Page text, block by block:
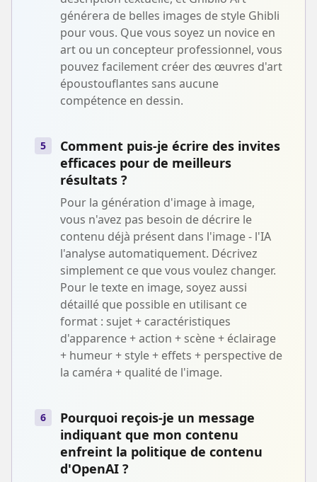
générera de belles images de style Ghibli
pour vous. Que vous soyez un novice en
art ou un concepteur professionnel, vous
pouvez facilement créer des œuvres d'art
époustouflantes sans aucune
compétence en dessin.
5
Comment puis-je écrire des invites
efficaces pour de meilleurs
résultats ?
Pour la génération d'image à image,
vous n'avez pas besoin de décrire le
contenu déjà présent dans l'image - l'IA
l'analyse automatiquement. Décrivez
simplement ce que vous voulez changer.
Pour le texte en image, soyez aussi
détaillé que possible en utilisant ce
format : sujet + caractéristiques
d'apparence + action + scène + éclairage
+ humeur + style + effets + perspective de
la caméra + qualité de l'image.
6
Pourquoi reçois-je un message
indiquant que mon contenu
enfreint la politique de contenu
d'OpenAI ?